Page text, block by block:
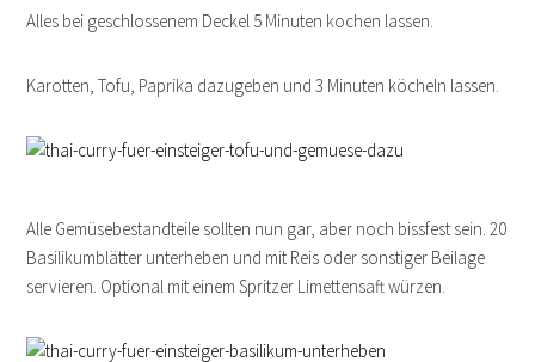
Alles bei geschlossenem Deckel 5 Minuten kochen lassen.
Karotten, Tofu, Paprika dazugeben und 3 Minuten köcheln lassen.
Alle Gemüsebestandteile sollten nun gar, aber noch bissfest sein. 20
Basilikumblätter unterheben und mit Reis oder sonstiger Beilage
servieren. Optional mit einem Spritzer Limettensaft würzen.